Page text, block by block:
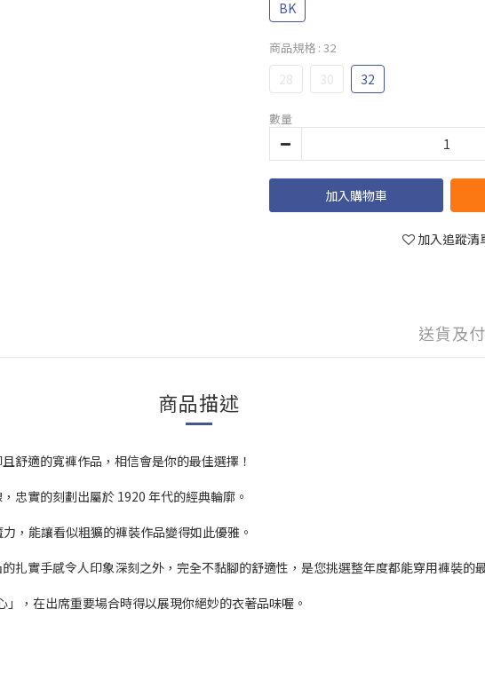
BK
商品規格 : 32
28 30 32
數量
加入購物車
加入追蹤清
送貨及
商品描述
舒適的寬褲作品，相信會是你的最佳選擇！
忠實的刻劃出屬於 1920 年代的經典輪廓。
，能讓看似粗獷的褲裝作品變得如此優雅。
扎實手感令人印象深刻之外，完全不黏腳的舒適性，是您挑選整年度都能穿用褲裝的
，在出席重要場合時得以展現你絕妙的衣著品味喔。